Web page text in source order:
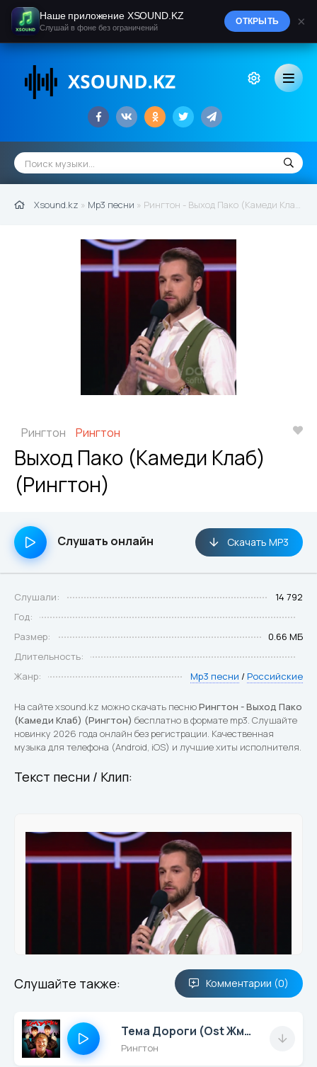
Xsound.kz » Mp3 песни » Рингтон - Выход Пако (Камеди Клаб) (Рингтон)
Рингтон Рингтон
Выход Пако (Камеди Клаб)
(Рингтон)
Слушать онлайн Скачать MP3
Слушали:
14 792
Год:
Размер:
0.66 МБ
Длительность:
Жанр:
Mp3 песни / Российские
На сайте xsound.kz можно скачать песнюРингтон - Выход Пако
(Камеди Клаб) (Рингтон) бесплатно в формате mp3. Слушайте
новинку 2026 года онлайн без регистрации. Качественная
музыка для телефона (Android, iOS) и лучшие хиты исполнителя.
Текст песни / Клип:
Слушайте также: Комментарии (0)
Тема Дороги (Ost Жмурки) (Рингтон)
Рингтон
Наше приложение XSOUND.KZ
Слушай в фоне без ограничений
ОТКРЫТЬ ×